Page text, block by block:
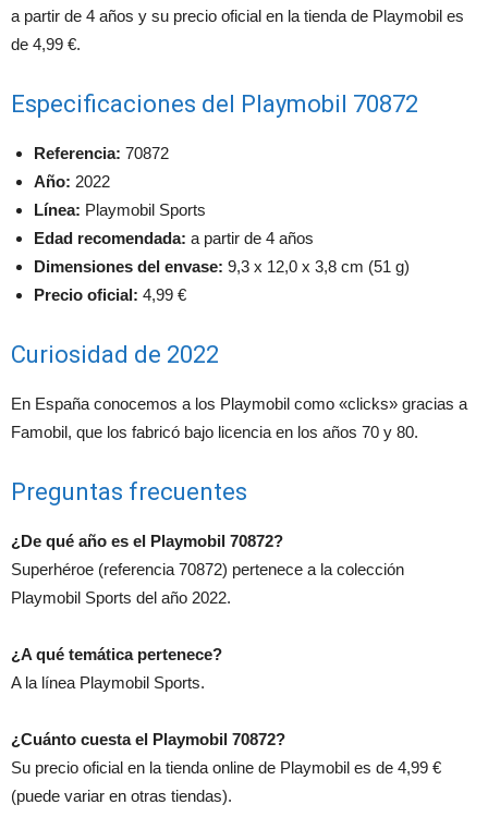
a partir de 4 años y su precio oficial en la tienda de Playmobil es
de 4,99 €.
Especificaciones del Playmobil 70872
Referencia: 70872
Año: 2022
Línea: Playmobil Sports
Edad recomendada: a partir de 4 años
Dimensiones del envase: 9,3 x 12,0 x 3,8 cm (51 g)
Precio oficial: 4,99 €
Curiosidad de 2022
En España conocemos a los Playmobil como «clicks» gracias a
Famobil, que los fabricó bajo licencia en los años 70 y 80.
Preguntas frecuentes
¿De qué año es el Playmobil 70872?
Superhéroe (referencia 70872) pertenece a la colección
Playmobil Sports del año 2022.
¿A qué temática pertenece?
A la línea Playmobil Sports.
¿Cuánto cuesta el Playmobil 70872?
Su precio oficial en la tienda online de Playmobil es de 4,99 €
(puede variar en otras tiendas).